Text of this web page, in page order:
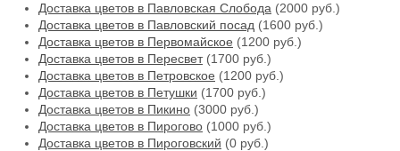
Доставка цветов в Павловская Слобода (2000 руб.)
Доставка цветов в Павловский посад (1600 руб.)
Доставка цветов в Первомайское (1200 руб.)
Доставка цветов в Пересвет(1700 руб.)
Доставка цветов в Петровское (1200 руб.)
Доставка цветов в Петушки (1700 руб.)
Доставка цветов в Пикино (3000 руб.)
Доставка цветов в Пирогово (1000 руб.)
Доставка цветов в Пироговский (0 руб.)